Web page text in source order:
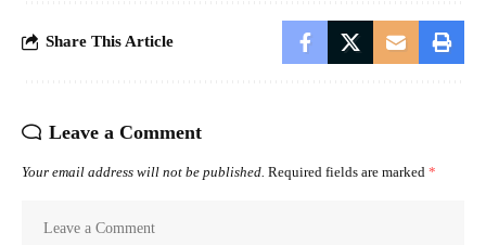
Share This Article
Leave a Comment
Your email address will not be published. Required fields are marked *